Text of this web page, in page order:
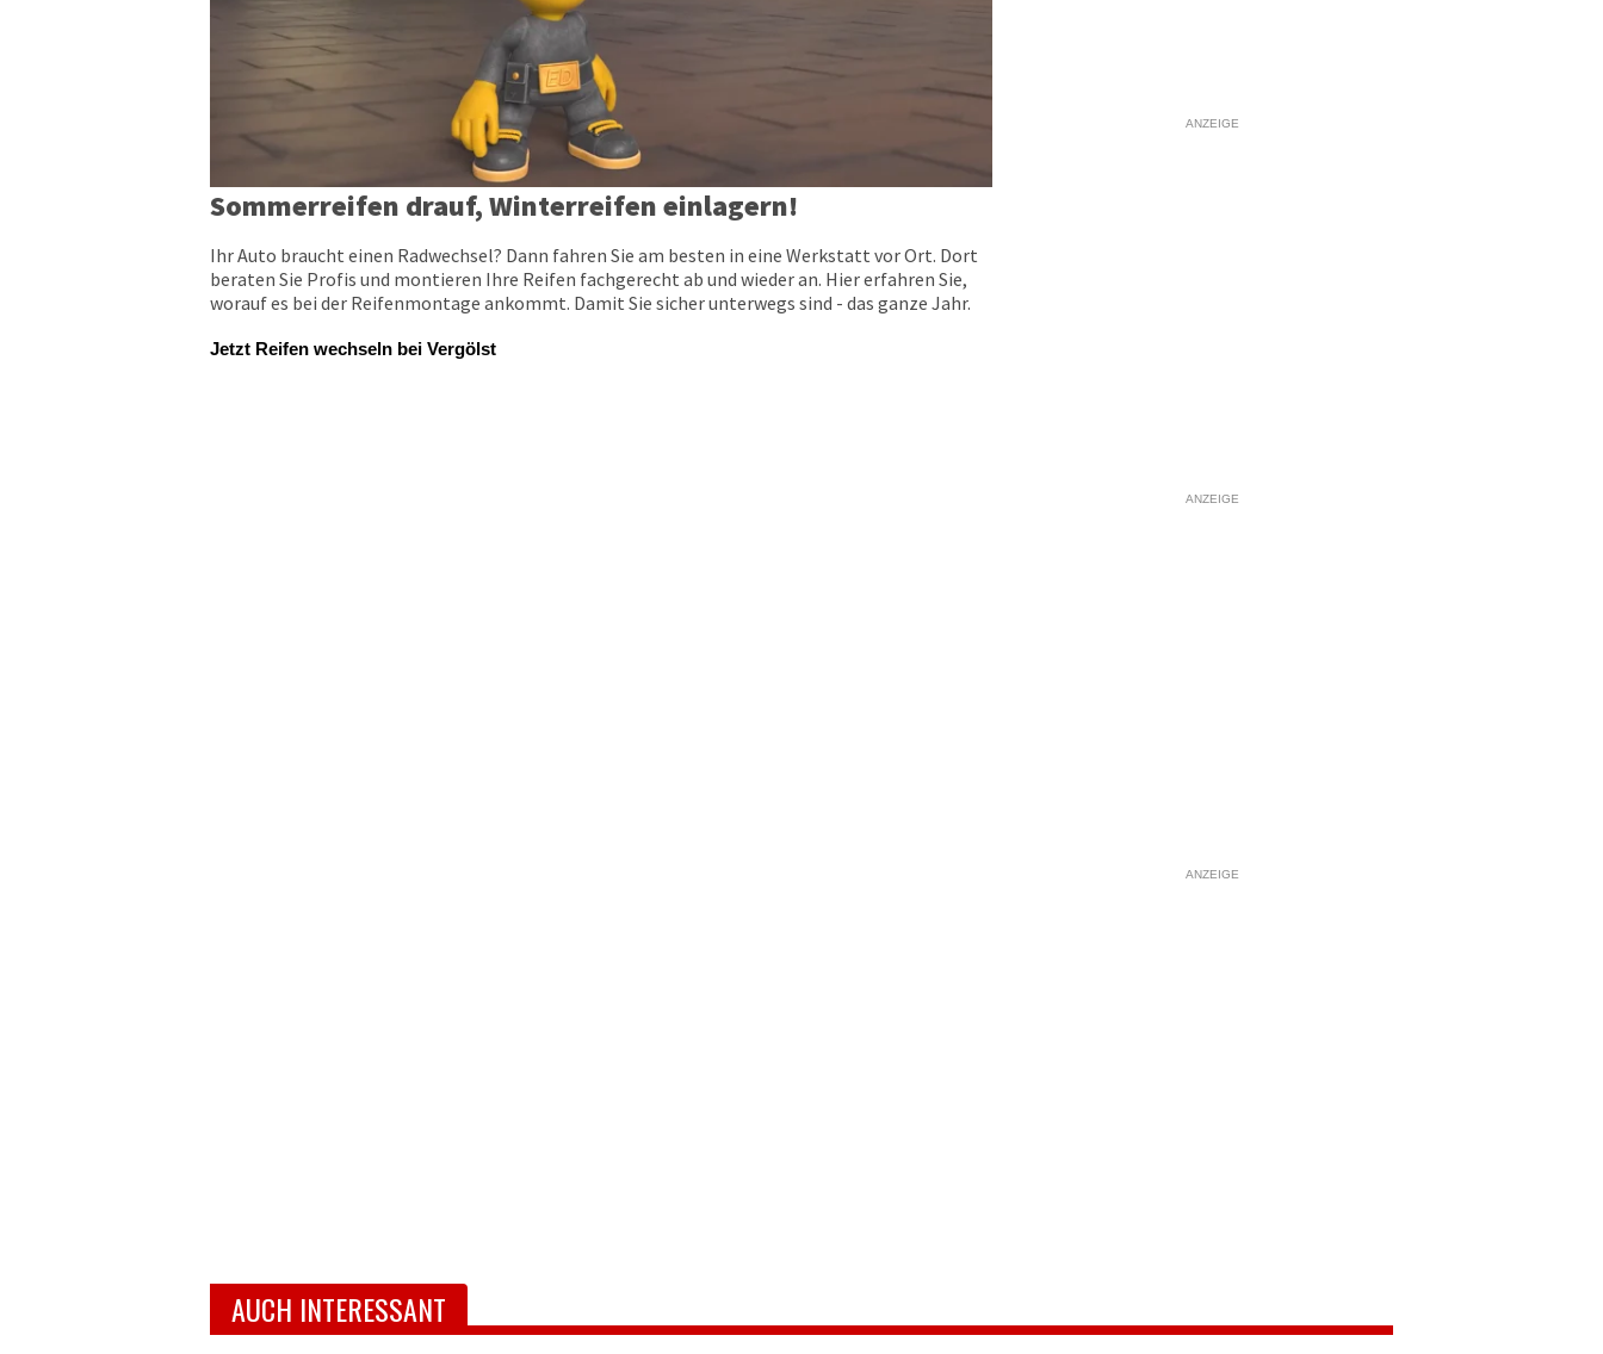
Sommerreifen drauf, Winterreifen einlagern!
Ihr Auto braucht einen Radwechsel? Dann fahren Sie am besten in eine Werkstatt vor Ort. Dort
beraten Sie Profis und montieren Ihre Reifen fachgerecht ab und wieder an. Hier erfahren Sie,
worauf es bei der Reifenmontage ankommt. Damit Sie sicher unterwegs sind - das ganze Jahr.
Jetzt Reifen wechseln bei Vergölst
ANZEIGE
ANZEIGE
ANZEIGE
AUCH INTERESSANT